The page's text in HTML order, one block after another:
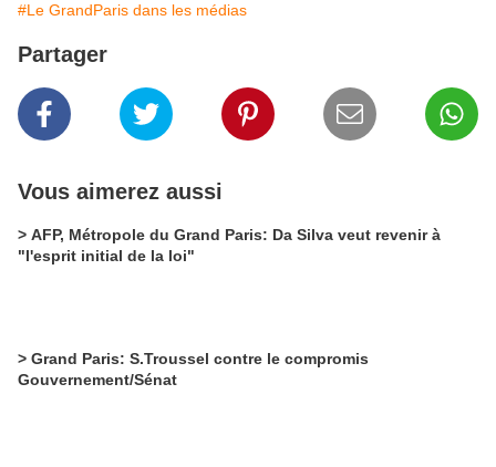
#Le GrandParis dans les médias
Partager
Vous aimerez aussi
> AFP, Métropole du Grand Paris: Da Silva veut revenir à
"l'esprit initial de la loi"
> Grand Paris: S.Troussel contre le compromis
Gouvernement/Sénat